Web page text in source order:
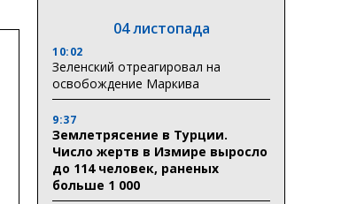
04 листопада
10:02
Зеленский отреагировал на
освобождение Маркива
9:37
Землетрясение в Турции.
Число жертв в Измире выросло
до 114 человек, раненых
больше 1 000